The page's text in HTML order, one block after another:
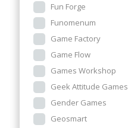
Fun Forge
Funomenum
Game Factory
Game Flow
Games Workshop
Geek Attitude Games
Gender Games
Geosmart